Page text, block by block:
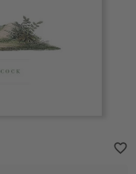
favorite_border